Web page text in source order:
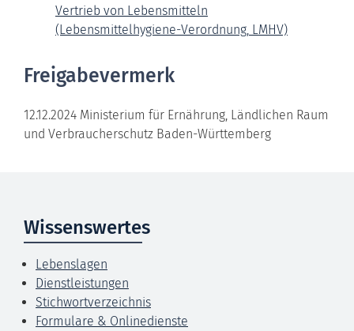
Vertrieb von Lebensmitteln
(Lebensmittelhygiene-Verordnung, LMHV)
Freigabevermerk
12.12.2024 Ministerium für Ernährung, Ländlichen Raum
und Verbraucherschutz Baden-Württemberg
Wissenswertes
Lebenslagen
Dienstleistungen
Stichwortverzeichnis
Formulare & Onlinedienste